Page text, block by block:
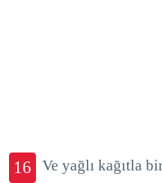
16
Ve yağlı kağıtla